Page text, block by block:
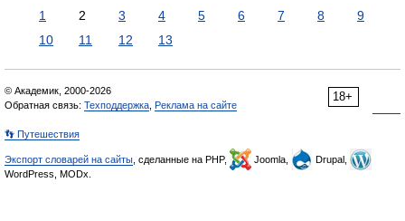
1 2 3 4 5 6 7 8
9
10
11 12 13
18+
© Академик, 2000-2026
Обратная связь: Техподдержка Реклама на сайте
👣 Путешествия
Экспорт словарей на сайты , сделанные на PHP, Joomla,
Drupal,
WordPress, MODx.